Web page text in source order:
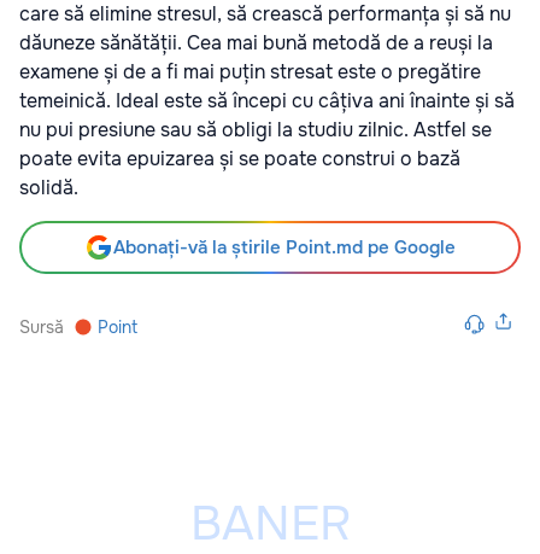
care să elimine stresul, să crească performanța și să nu
dăuneze sănătății. Cea mai bună metodă de a reuși la
examene și de a fi mai puțin stresat este o pregătire
temeinică. Ideal este să începi cu câțiva ani înainte și să
nu pui presiune sau să obligi la studiu zilnic. Astfel se
poate evita epuizarea și se poate construi o bază
solidă.
Abonați-vă la știrile Point.md pe Google
Sursă Point